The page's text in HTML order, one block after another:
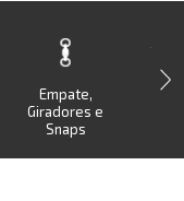
Empate,
Giradores e
Snaps
Isca